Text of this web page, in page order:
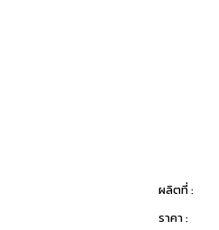
ผลิตที่ :
ราคา :